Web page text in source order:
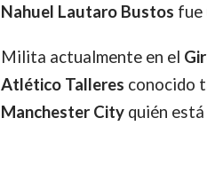
Nahuel Lautaro Bustos fue
Milita actualmente en el
Atlético Talleres conocido
Manchester City quién